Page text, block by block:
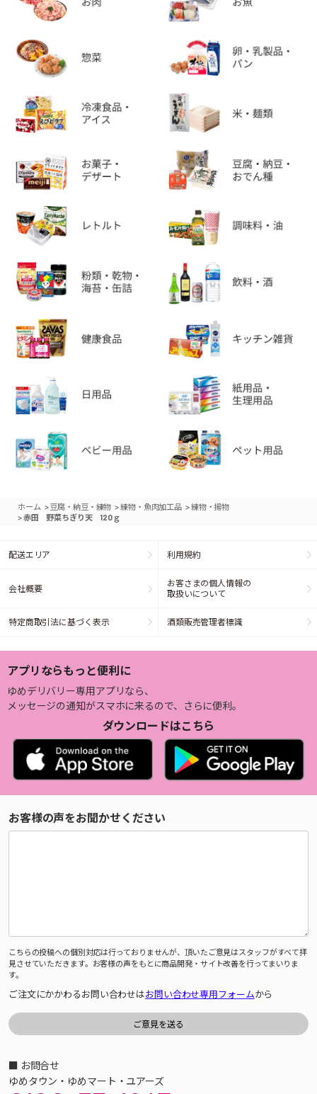
ホーム >豆腐・納豆・練物 >練物・魚肉加工品 >練物・揚物
>赤田 野菜ちぎり天 120ｇ
配送エリア 利用規約
会社概要
お客さまの個人情報の
取扱いについて
特定商取引法に基づく表示 酒類販売管理者標識
アプリならもっと便利に
ゆめデリバリー専用アプリなら、
メッセージの通知がスマホに来るので、さらに便利。
ダウンロードはこちら
お客様の声をお聞かせください
こちらの投稿への個別対応は行っておりませんが、頂いたご意見はスタッフがすべて拝
見させていただきます。お客様の声をもとに商品開発・サイト改善を行ってまいりま
す。
ご注文にかかわるお問い合わせはお問い合わせ専用フォームから
■ お問合せ
ゆめタウン・ゆめマート・ユアーズ